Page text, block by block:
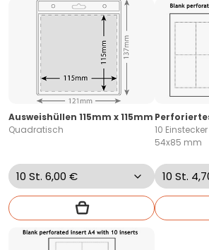
Ausweishüllen 115mm x 115mm
Quadratisch
10
54x85 mm